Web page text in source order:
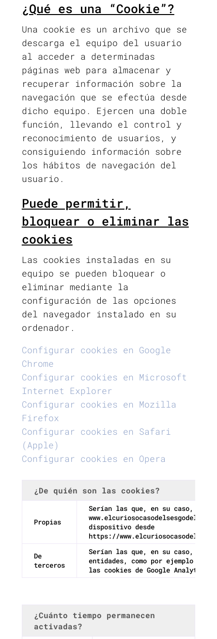
¿Qué es una “Cookie”?
Una cookie es un archivo que se
descarga el equipo del usuario
al acceder a determinadas
páginas web para almacenar y
recuperar información sobre la
navegación que se efectúa desde
dicho equipo. Ejercen una doble
función, llevando el control y
reconocimiento de usuarios, y
consiguiendo información sobre
los hábitos de navegación del
usuario.
Puede permitir,
bloquear o eliminar las
cookies
Las cookies instaladas en su
equipo se pueden bloquear o
eliminar mediante la
configuración de las opciones
del navegador instalado en su
ordenador.
Configurar cookies en Google
Chrome
Configurar cookies en Microsoft
Internet Explorer
Configurar cookies en Mozilla
Firefox
Configurar cookies en Safari
(Apple)
Configurar cookies en Opera
¿De quién son las cookies?
Propias
Serían las que, en su caso,
dispositivo desde
https://
De
terceros
Serían las que, en su caso,
entidades, como por ejemplo
las cookies de Google Analytics.
¿Cuánto tiempo permanecen
activadas?